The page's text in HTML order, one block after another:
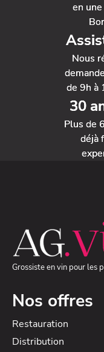
en
Nous
de 9h à
30
Plus de
déjà
Grossiste en vin pour les
Nos offres
Restauration
Distribution